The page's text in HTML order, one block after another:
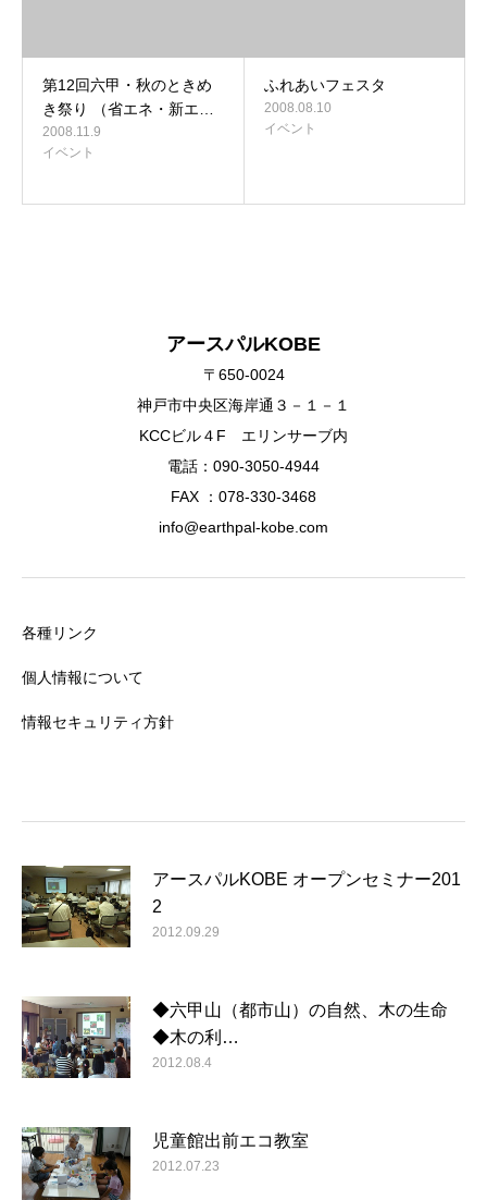
第12回六甲・秋のときめ
き祭り （省エネ・新エ…
2008.11.9
イベント
ふれあいフェスタ
2008.08.10
イベント
アースパルKOBE
〒650-0024
神戸市中央区海岸通３－１－１
KCCビル４F エリンサーブ内
電話：090-3050-4944
FAX ：078-330-3468
info@earthpal-kobe.com
各種リンク
個人情報について
情報セキュリティ方針
アースパルKOBE オープンセミナー201
2
2012.09.29
◆六甲山（都市山）の自然、木の生命
◆木の利…
2012.08.4
児童館出前エコ教室
2012.07.23